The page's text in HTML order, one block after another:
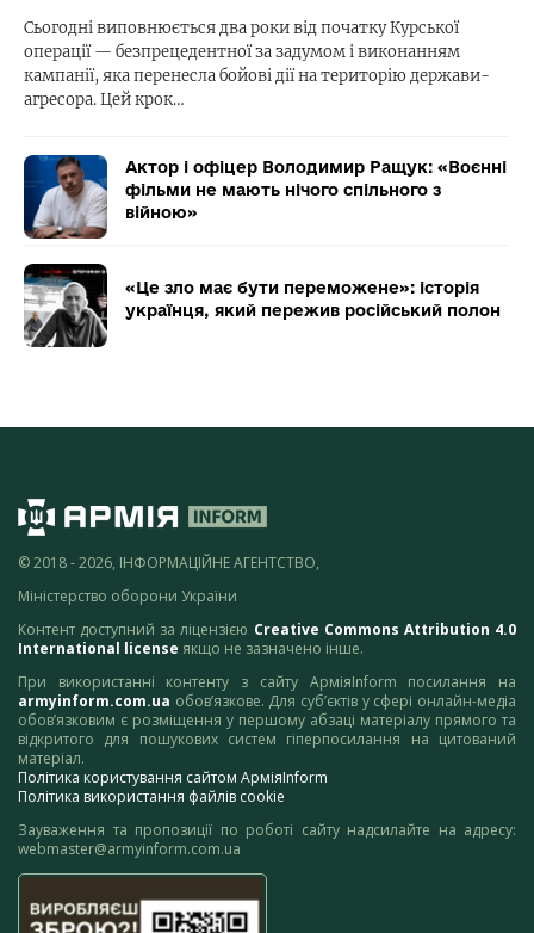
Сьогодні виповнюється два роки від початку Курської
операції — безпрецедентної за задумом і виконанням
кампанії, яка перенесла бойові дії на територію держави-
агресора. Цей крок…
Актор і офіцер Володимир Ращук: «Воєнні
фільми не мають нічого спільного з
війною»
«Це зло має бути переможене»: історія
українця, який пережив російський полон
© 2018 - 2026, ІНФОРМАЦІЙНЕ АГЕНТСТВО,
Міністерство оборони України
Контент доступний за ліцензією Creative Commons Attribution 4.0
International license якщо не зазначено інше.
При використанні контенту з сайту АрміяInform посилання на
armyinform.com.ua обов’язкове. Для суб’єктів у сфері онлайн-медіа
обов’язковим є розміщення у першому абзаці матеріалу прямого та
відкритого для пошукових систем гіперпосилання на цитований
матеріал.
Політика користування сайтом АрміяInform
Політика використання файлів cookie
Зауваження та пропозиції по роботі сайту надсилайте на адресу:
webmaster@armyinform.com.ua